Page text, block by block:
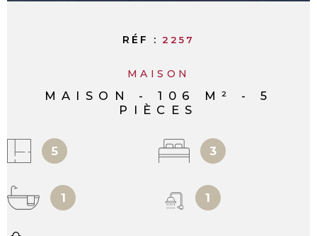
RÉF : 2257
MAISON
MAISON - 106 M² - 5
PIÈCES
5 3
1 1